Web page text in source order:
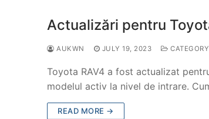
Actualizări pentru
AUKWN JULY 19, 2023 CATEGORY
Toyota RAV4 a fost actualizat
modelul activ la nivel de intrare.
READ MORE →